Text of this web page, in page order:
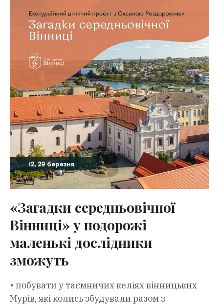
«Загадки середньовічної
Вінниці» у подорожі
маленькі дослідники
зможуть
• побувати у таємничих келіях вінницьких
Мурів, які колись збудували разом з